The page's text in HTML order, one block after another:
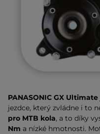
PANASONIC GX Ultimate
jezdce, který zvládne i to
pro MTB kola, a to díky
Nm a nízké hmotnosti.